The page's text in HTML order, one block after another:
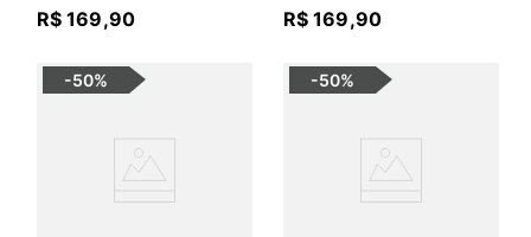
R$ 169,90 R$ 169,90
-50% -50%